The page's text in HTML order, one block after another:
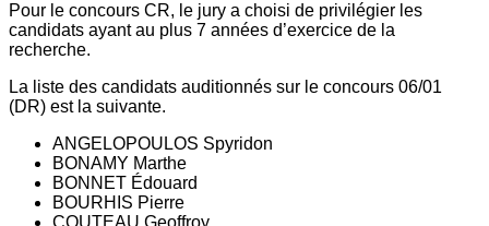
Pour le concours CR, le jury a choisi de privilégier les
candidats ayant au plus 7 années d’exercice de la
recherche.
La liste des candidats auditionnés sur le concours 06/01
(DR) est la suivante.
ANGELOPOULOS Spyridon
BONAMY Marthe
BONNET Édouard
BOURHIS Pierre
COUTEAU Geoffroy